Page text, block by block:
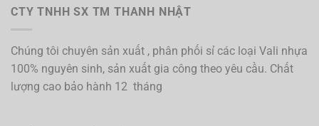
CTY TNHH SX TM THANH NHẬT
Chúng tôi chuyên sản xuất , phân phối sỉ các loại Vali nhựa
100% nguyên sinh, sản xuất gia công theo yêu cầu. Chất
lượng cao bảo hành 12 tháng